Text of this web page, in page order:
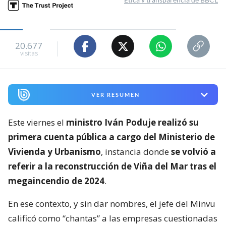
20.677
visitas
VER RESUMEN
Este viernes el ministro Iván Poduje realizó su
primera cuenta pública a cargo del Ministerio de
Vivienda y Urbanismo, instancia dondese volvió a
referir a la reconstrucción de Viña del Mar tras el
megaincendio de 2024.
En ese contexto, y sin dar nombres, el jefe del Minvu
calificó como “chantas” a las empresas cuestionadas